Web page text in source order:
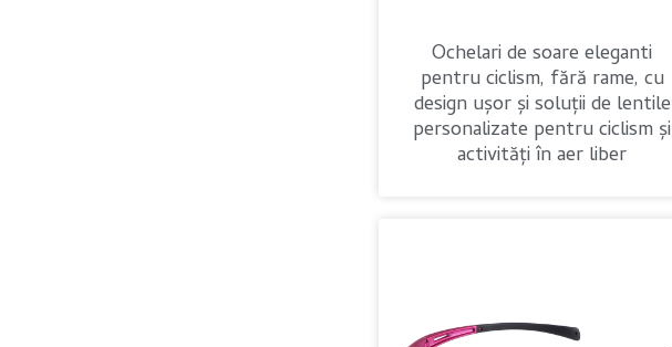
Ochelari de soare eleganti
pentru ciclism, fără rame, cu
design ușor și soluții de lentile
personalizate pentru ciclism și
activități în aer liber